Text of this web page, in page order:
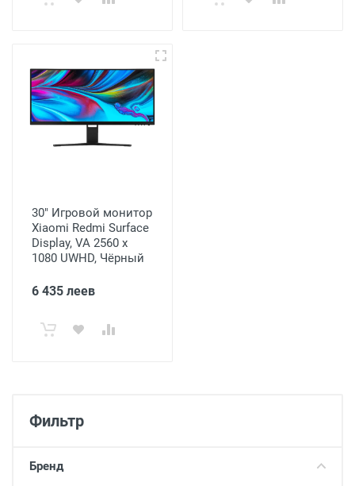
Фильтр
Бренд
30" Игровой монитор
Xiaomi Redmi Surface
Display, VA 2560 x
1080 UWHD, Чёрный
6 435 леев